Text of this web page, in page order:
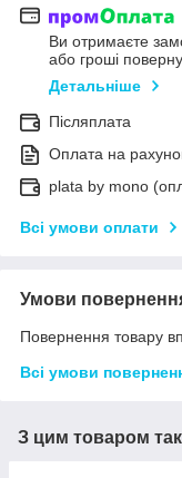
Ви отримаєте
або гроші
Детальніше
Післяплата
Оплата на
plata by mono
Всі умови оплати
Умови
Повернення товару
Всі умови
З цим товаром